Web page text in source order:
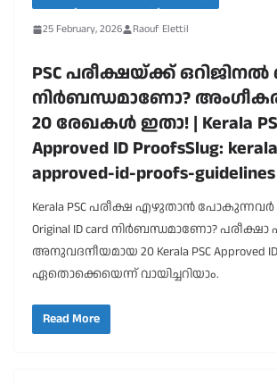
25 February, 2026 Raouf Elettil
PSC പരീക്ഷയ്ക്ക്
നിർബന്ധമാണോ?
20 രേഖകൾ ഇതാ! | Kerala
Approved ID ProofsSlug:
approved-id-proofs-guidelines
Kerala PSC പരീക്ഷ എഴുതാൻ പോകുന്നവർ
Original ID card നിർബന്ധമാണോ?
അനുവദനീയമായ 20 Kerala PSC Approved ID
ഏതൊക്കെയെന്ന് വായിച്ചറിയാം.
Read More